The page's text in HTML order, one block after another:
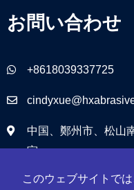
このウェブサイトで
お問い合わせ
+8618039337725
中国、鄭州市、松山
室